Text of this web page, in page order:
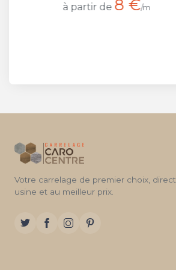
à partir de 8 €/m
Votre carrelage de premier choix, direct
usine et au meilleur prix.